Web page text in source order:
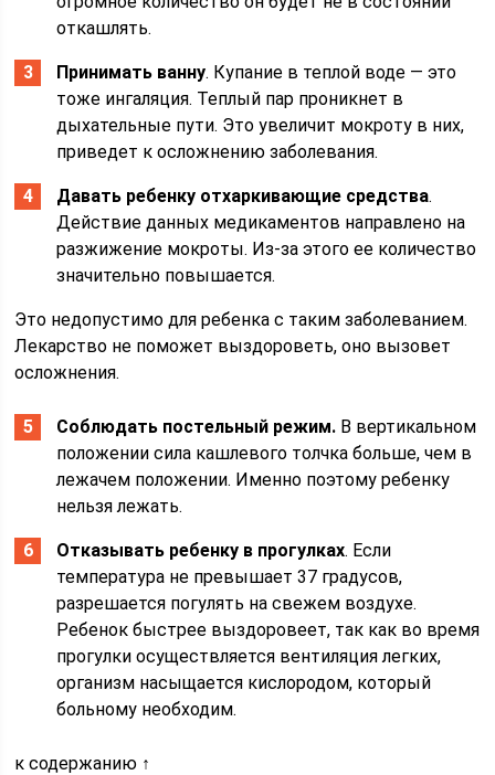
откашлять.
Принимать ванну. Купание в теплой воде — это
тоже ингаляция. Теплый пар проникнет в
дыхательные пути. Это увеличит мокроту в них,
приведет к осложнению заболевания.
Давать ребенку отхаркивающие средства.
Действие данных медикаментов направлено на
разжижение мокроты. Из-за этого ее количество
значительно повышается.
Это недопустимо для ребенка с таким заболеванием.
Лекарство не поможет выздороветь, оно вызовет
осложнения.
Соблюдать постельный режим. В вертикальном
положении сила кашлевого толчка больше, чем в
лежачем положении. Именно поэтому ребенку
нельзя лежать.
Отказывать ребенку в прогулках. Если
температура не превышает 37 градусов,
разрешается погулять на свежем воздухе.
Ребенок быстрее выздоровеет, так как во время
прогулки осуществляется вентиляция легких,
организм насыщается кислородом, который
больному необходим.
к содержанию ↑